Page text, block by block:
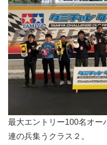
最大エントリー100名オー
連の兵集うクラス２。